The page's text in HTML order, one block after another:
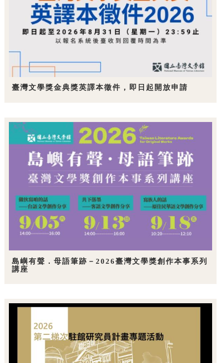
臺灣文學獎金典獎英譯本徵件，即日起開放申請
島嶼有聲．母語筆跡－2026臺灣文學獎創作本事系列
講座